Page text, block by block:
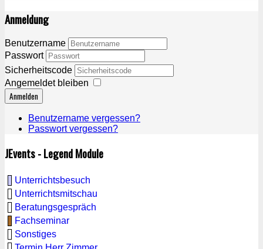
Anmeldung
Benutzername
Passwort
Sicherheitscode
Angemeldet bleiben
Anmelden
Benutzername vergessen?
Passwort vergessen?
JEvents - Legend Module
Unterrichtsbesuch
Unterrichtsmitschau
Beratungsgespräch
Fachseminar
Sonstiges